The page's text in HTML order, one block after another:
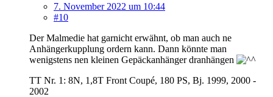
7. November 2022 um 10:44
#10
Der Malmedie hat garnicht erwähnt, ob man auch ne
Anhängerkupplung ordern kann. Dann könnte man
wenigstens nen kleinen Gepäckanhänger dranhängen
TT Nr. 1: 8N, 1,8T Front Coupé, 180 PS, Bj. 1999, 2000 -
2002